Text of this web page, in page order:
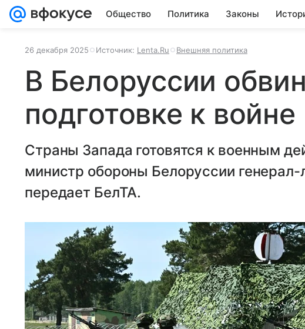
Общество Политика Законы
26 декабря 2025 Источник: Lenta.Ru Внешняя политика
В Белоруссии
подготовке к войне
Страны Запада готовятся к военным
министр обороны Белоруссии генерал-
передает БелТА.